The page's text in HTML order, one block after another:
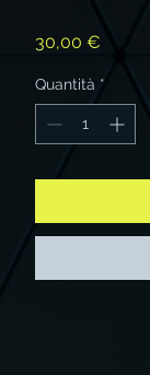
30,00 €
Quantità *